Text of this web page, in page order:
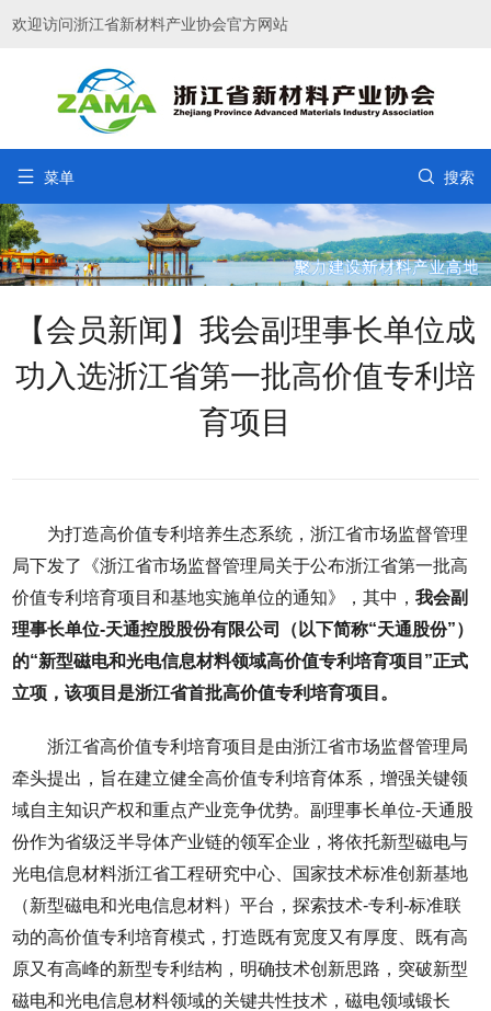
欢迎访问浙江省新材料产业协会官方网站
 菜单  搜索
【会员新闻】我会副理事长单位成
功入选浙江省第一批高价值专利培
育项目
为打造高价值专利培养生态系统，浙江省市场监督管理
局下发了《浙江省市场监督管理局关于公布浙江省第一批高
价值专利培育项目和基地实施单位的通知》，其中，我会副
理事长单位-天通控股股份有限公司（以下简称“天通股份”）
的“新型磁电和光电信息材料领域高价值专利培育项目”正式
立项，该项目是浙江省首批高价值专利培育项目。
浙江省高价值专利培育项目是由浙江省市场监督管理局
牵头提出，旨在建立健全高价值专利培育体系，增强关键领
域自主知识产权和重点产业竞争优势。副理事长单位-天通股
份作为省级泛半导体产业链的领军企业，将依托新型磁电与
光电信息材料浙江省工程研究中心、国家技术标准创新基地
（新型磁电和光电信息材料）平台，探索技术-专利-标准联
动的高价值专利培育模式，打造既有宽度又有厚度、既有高
原又有高峰的新型专利结构，明确技术创新思路，突破新型
磁电和光电信息材料领域的关键共性技术，磁电领域锻长